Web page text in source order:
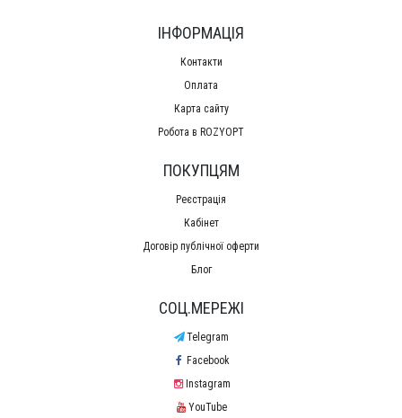
ІНФОРМАЦІЯ
Контакти
Оплата
Карта сайту
Робота в ROZYOPT
ПОКУПЦЯМ
Реєстрація
Кабінет
Договір публічної оферти
Блог
СОЦ.МЕРЕЖІ
Telegram
Facebook
Instagram
YouTube